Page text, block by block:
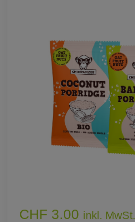
CHF 3.00 inkl. MwSt.